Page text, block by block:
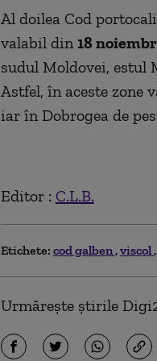
Al doilea Cod
valabil din 18
sudul Moldovei, estul
Astfel, în aceste zone
iar în Dobrogea de
Editor : C.L.B.
Etichete: cod galben viscol
Urmărește știrile